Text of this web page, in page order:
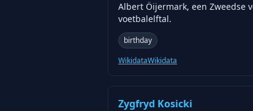
Albert Öijermark, een Zweedse
voetbalelftal.
birthday
WikidataWikidata
Zygfryd Kosicki